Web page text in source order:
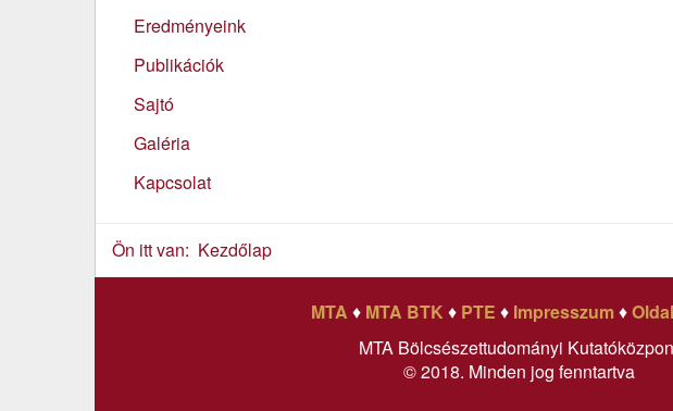
Eredményeink
Publikációk
Sajtó
Galéria
Kapcsolat
Ön itt van: Kezdőlap
MTA ♦ MTA BTK ♦ PTE ♦ Impresszum♦
MTA Bölcsészettudományi
© 2018. Minden jog fenntartva